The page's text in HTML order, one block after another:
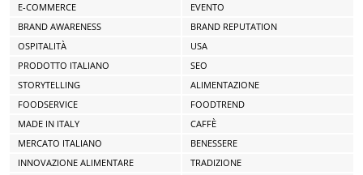
E-COMMERCE
EVENTO
BRAND AWARENESS
BRAND REPUTATION
OSPITALITÀ
USA
PRODOTTO ITALIANO
SEO
STORYTELLING
ALIMENTAZIONE
FOODSERVICE
FOODTREND
MADE IN ITALY
CAFFÈ
MERCATO ITALIANO
BENESSERE
INNOVAZIONE ALIMENTARE
TRADIZIONE